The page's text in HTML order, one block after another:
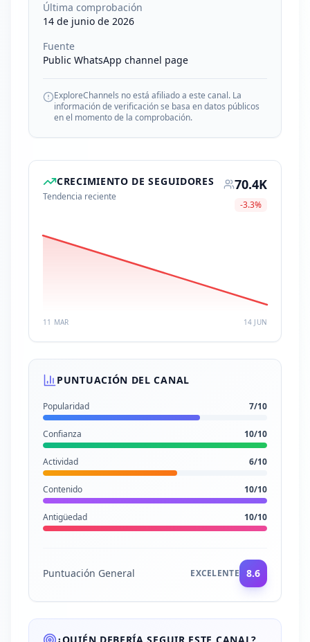
Última comprobación
14 de junio de 2026
Fuente
Public WhatsApp channel page
ExploreChannels no está afiliado a este canal. La
información de verificación se basa en datos públicos
en el momento de la comprobación.
CRECIMIENTO DE SEGUIDORES
Tendencia reciente
70.4K
-3.3%
11 MAR 14 JUN
PUNTUACIÓN DEL CANAL
Popularidad 7/10
Confianza 10/10
Actividad 6/10
Contenido 10/10
Antigüedad 10/10
Puntuación General EXCELENTE 8.6